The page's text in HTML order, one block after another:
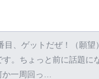
目、ゲットだぜ！（願
す。ちょっと前に話題
一周回っ…